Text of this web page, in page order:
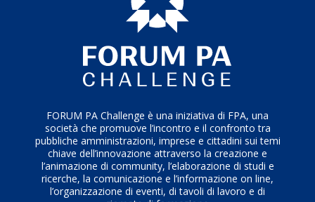
FORUM PA Challenge è una iniziativa di FPA, una
società che promuove l’incontro e il confronto tra
pubbliche amministrazioni, imprese e cittadini sui temi
chiave dell’innovazione attraverso la creazione e
l’animazione di community, l’elaborazione di studi e
ricerche, la comunicazione e l’informazione on line,
l’organizzazione di eventi, di tavoli di lavoro e di